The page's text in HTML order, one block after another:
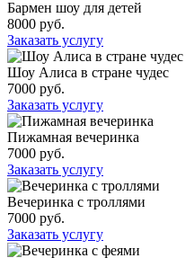
Бармен шоу для детей
8000 руб.
Заказать услугу
Шоу Алиса в стране чудес
7000 руб.
Заказать услугу
Пижамная вечеринка
7000 руб.
Заказать услугу
Вечеринка с троллями
7000 руб.
Заказать услугу